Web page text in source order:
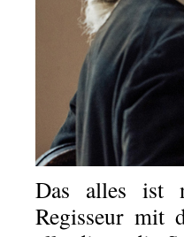
Das alles ist
Regisseur mit